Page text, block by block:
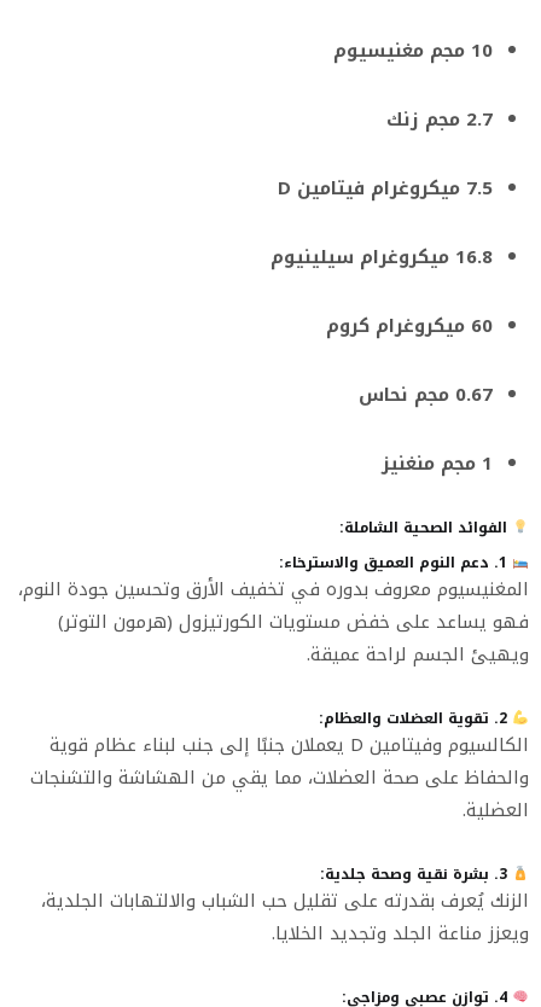
10 مجم مغنيسيوم
2.7 مجم زنك
7.5 ميكروغرام فيتامين D
16.8 ميكروغرام سيلينيوم
60 ميكروغرام كروم
0.67 مجم نحاس
1 مجم منغنيز
الفوائد الصحية الشاملة:
المغنيسيوم معروف بدوره في تخفيف الأرق وتحسين جودة النوم،
فهو يساعد على خفض مستويات الكورتيزول (هرمون التوتر)
ويهيئ الجسم لراحة عميقة.
الكالسيوم وفيتامين D يعملان جنبًا إلى جنب لبناء عظام قوية
والحفاظ على صحة العضلات، مما يقي من الهشاشة والتشنجات
العضلية.
الزنك يُعرف بقدرته على تقليل حب الشباب والالتهابات الجلدية،
ويعزز مناعة الجلد وتجديد الخلايا.